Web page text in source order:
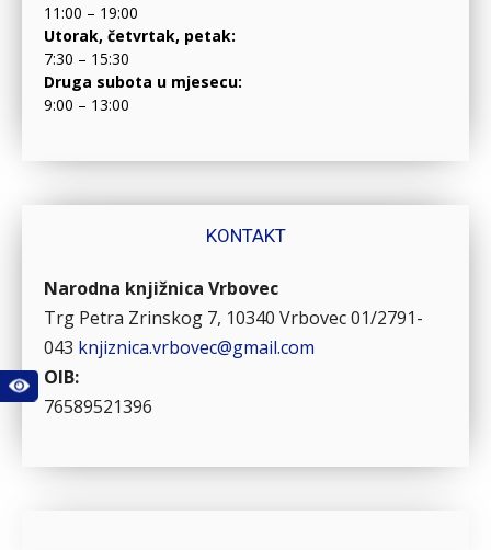
11:00 – 19:00
Utorak, četvrtak, petak:
7:30 – 15:30
Druga subota u mjesecu:
9:00 – 13:00
KONTAKT
Narodna knjižnica Vrbovec
Trg Petra Zrinskog 7, 10340 Vrbovec01/2791-
043 knjiznica.vrbovec@gmail.com
OIB:
76589521396